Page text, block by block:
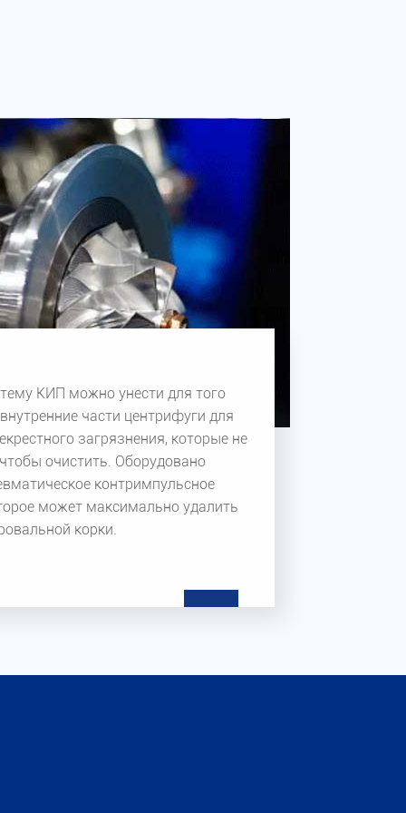
КИП можно унести для того
части центрифуги для
загрязнения, которые не
очистить. Оборудовано
контримпульсное
может максимально удалить
корки.